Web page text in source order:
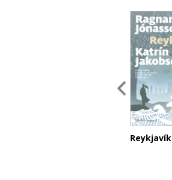
Reykjavík